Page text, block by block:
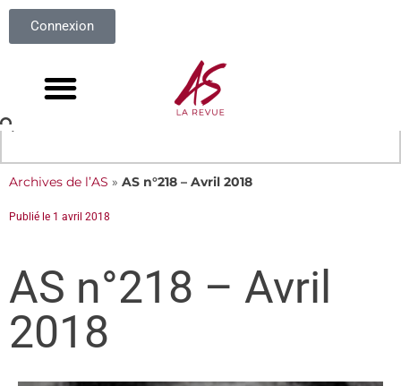
Connexion
Archives de l’AS » AS n°218 – Avril 2018
Publié le 1 avril 2018
AS n°218 – Avril
2018